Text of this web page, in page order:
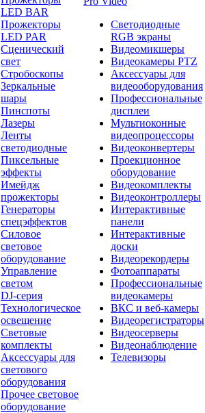
LED BAR
Прожекторы
LED PAR
Сценический
свет
Стробоскопы
Зеркальные
шары
Пинспоты
Лазеры
Ленты
светодиодные
Пиксельные
эффекты
Имейдж
прожекторы
Генераторы
спецэффектов
Силовое
световое
оборудование
Управление
светом
DJ-серия
Технологическое
освещение
Световые
комплекты
Аксессуары для
светового
оборудования
Прочее световое
оборудование
Светодиодные
RGB экраны
Видеомикшеры
Видеокамеры PTZ
Аксессуары для
видеооборудования
Профессиональные
дисплеи
Мультиоконные
видеопроцессоры
Видеоконвертеры
Проекционное
оборудование
Видеокомплекты
Видеоконтроллеры
Интерактивные
панели
Интерактивные
доски
Видеорекордеры
Фотоаппараты
Профессиональные
видеокамеры
ВКС и веб-камеры
Видеорегистраторы
Видеосерверы
Видеонаблюдение
Телевизоры